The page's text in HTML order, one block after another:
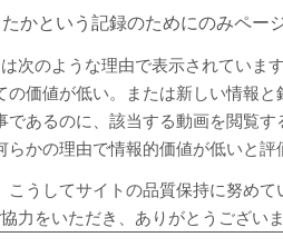
かという記録のためにのみペー
次のような理由で表示されています
価値が低い。または新しい情報と
あるのに、該当する動画を閲覧す
かの理由で情報的価値が低いと評
こうしてサイトの品質保持に努めて
力をいただき、ありがとうございま